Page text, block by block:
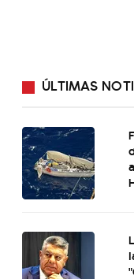
ÚLTIMAS